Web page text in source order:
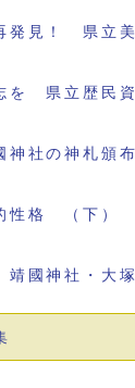
発見！ 県立
を 県立歴民
神社の神札
性格 （下）
國神社・大塚